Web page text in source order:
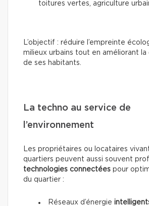
toitures vertes, agriculture
L’objectif : réduire l’empreinte
milieux urbains tout en améliorant la
de ses habitants.
La techno au service de
l’environnement
Les propriétaires ou locataires
quartiers peuvent aussi souvent
technologies connectées pour
du quartier :
Réseaux d’énergie